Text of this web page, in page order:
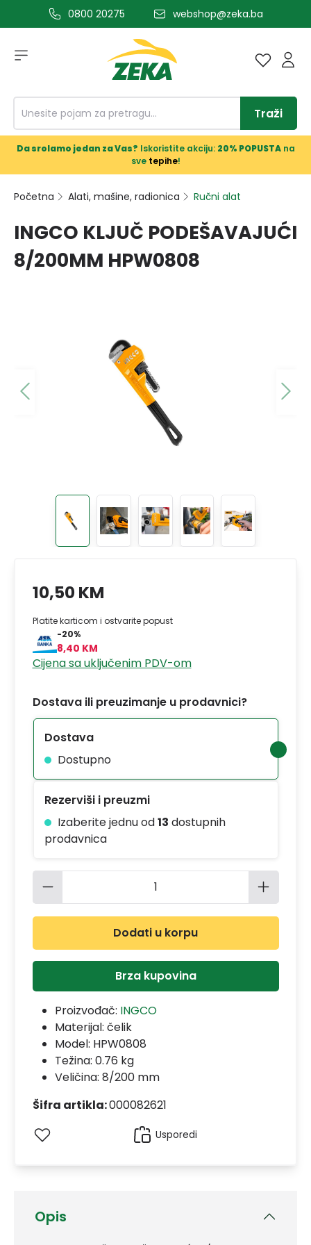
glavni sadržaj0800 20275 webshop@zeka.ba
Traži
Da srolamo jedan za Vas? Iskoristite akciju: 20% POPUSTAna
sve tepihe!
Početna Alati, mašine, radionica Ručni alat
INGCO KLJUČ PODEŠAVAJUĆI
8/200MM HPW0808
Opis
10,50 KM
Platite karticom i ostvarite popust
-20%
8,40 KM
Cijena sa uključenim PDV-om
Dostava ili preuzimanje u prodavnici?
Dostava
Dostupno
Rezerviši i preuzmi
Izaberite jednu od13 dostupnih
prodavnica
Količina proizvoda: Unesite
Dodati u korpu
Brza kupovina
Proizvođač: INGCO
Materijal: čelik
Model: HPW0808
Težina: 0.76 kg
Veličina: 8/200 mm
Šifra artikla:000082621
Usporedi